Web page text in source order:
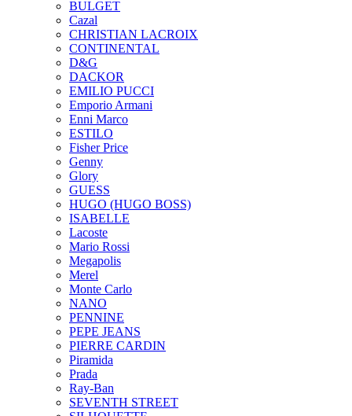
BULGET
Cazal
CHRISTIAN LACROIX
CONTINENTAL
D&G
DACKOR
EMILIO PUCCI
Emporio Armani
Enni Marco
ESTILO
Fisher Price
Genny
Glory
GUESS
HUGO (HUGO BOSS)
ISABELLE
Lacoste
Mario Rossi
Megapolis
Merel
Monte Carlo
NANO
PENNINE
PEPE JEANS
PIERRE CARDIN
Piramida
Prada
Ray-Ban
SEVENTH STREET